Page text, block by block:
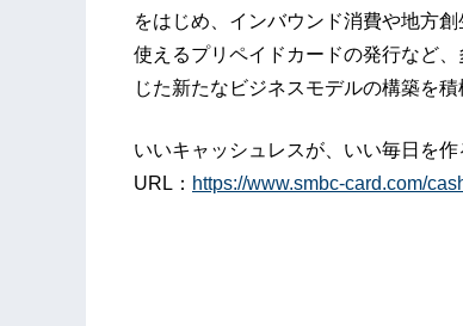
をはじめ、インバウンド消費や地方
使えるプリペイドカードの発行など
じた新たなビジネスモデルの構築を積
いいキャッシュレスが、いい毎日を
URL： https://www.smbc-card.com/